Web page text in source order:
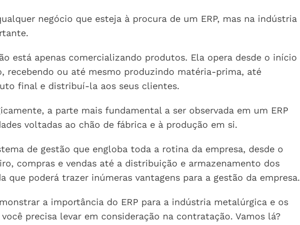
negócio que esteja à procura de um ERP, mas na indústria
está apenas comercializando produtos. Ela opera desde o início
recebendo ou até mesmo produzindo matéria-prima, até
final e distribuí-la aos seus clientes.
a parte mais fundamental a ser observada em um ERP
voltadas ao chão de fábrica e à produção em si.
de gestão que engloba toda a rotina da empresa, desde o
compras e vendas até a distribuição e armazenamento dos
que poderá trazer inúmeras vantagens para a gestão da empresa.
a importância do ERP para a indústria metalúrgica e os
precisa levar em consideração na contratação. Vamos lá?